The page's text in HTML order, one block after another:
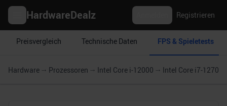
HardwareDealz Registrieren
Preisvergleich Technische Daten FPS & Spieletests
Hardware Prozessoren Intel Core i-12000 Intel Core i7-